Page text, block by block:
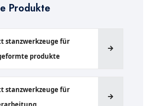
Produkte
stanzwerkzeuge für
produkte
stanzwerkzeuge für